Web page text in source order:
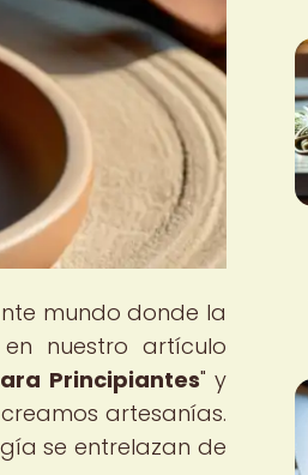
mundo donde la
nuestro artículo
Principiantes" y
artesanías.
se entrelazan de